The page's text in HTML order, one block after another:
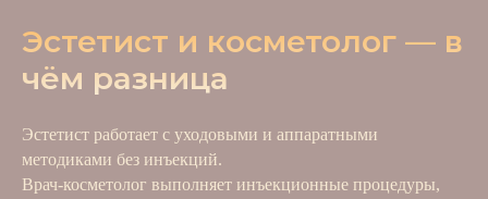
Эстетист и косметолог — в
чём разница
Эстетист работает с уходовыми и аппаратными
методиками без инъекций.
Врач-косметолог выполняет инъекционные процедуры,